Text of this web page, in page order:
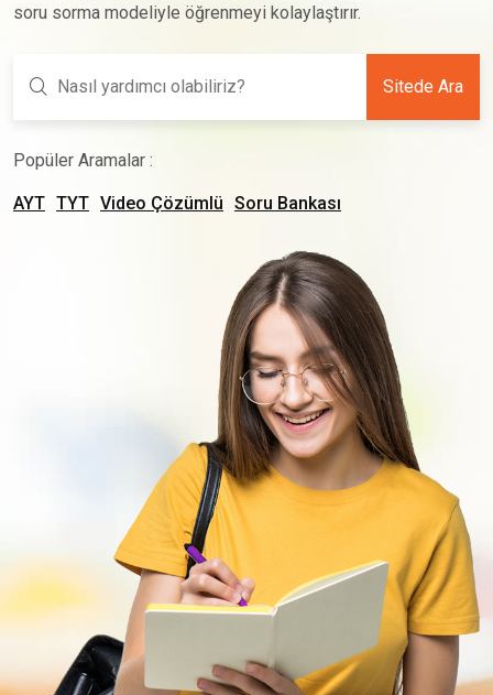
soru sorma modeliyle öğrenmeyi kolaylaştırır.
Sitede Ara
Popüler Aramalar :
AYT TYT Video Çözümlü Soru Bankası